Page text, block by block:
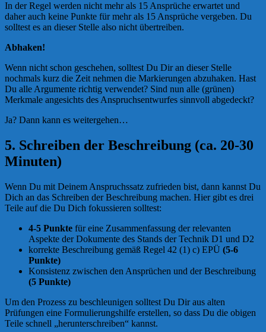
In der Regel werden nicht mehr als 15 Ansprüche erwartet und
daher auch keine Punkte für mehr als 15 Ansprüche vergeben. Du
solltest es an dieser Stelle also nicht übertreiben.
Abhaken!
Wenn nicht schon geschehen, solltest Du Dir an dieser Stelle
nochmals kurz die Zeit nehmen die Markierungen abzuhaken. Hast
Du alle Argumente richtig verwendet? Sind nun alle (grünen)
Merkmale angesichts des Anspruchsentwurfes sinnvoll abgedeckt?
Ja? Dann kann es weitergehen…
5. Schreiben der Beschreibung (ca. 20-30
Minuten)
Wenn Du mit Deinem Anspruchssatz zufrieden bist, dann kannst Du
Dich an das Schreiben der Beschreibung machen. Hier gibt es drei
Teile auf die Du Dich fokussieren solltest:
4-5 Punkte für eine Zusammenfassung der relevanten
Aspekte der Dokumente des Stands der Technik D1 und D2
korrekte Beschreibung gemäß Regel 42 (1) c) EPÜ (5-6
Punkte)
Konsistenz zwischen den Ansprüchen und der Beschreibung
(5 Punkte)
Um den Prozess zu beschleunigen solltest Du Dir aus alten
Prüfungen eine Formulierungshilfe erstellen, so dass Du die obigen
Teile schnell „herunterschreiben“ kannst.